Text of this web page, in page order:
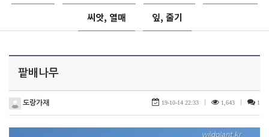
씨앗, 열매 잎, 줄기
팥배나무
도랑가재 19-10-14 22:33 1,643 1